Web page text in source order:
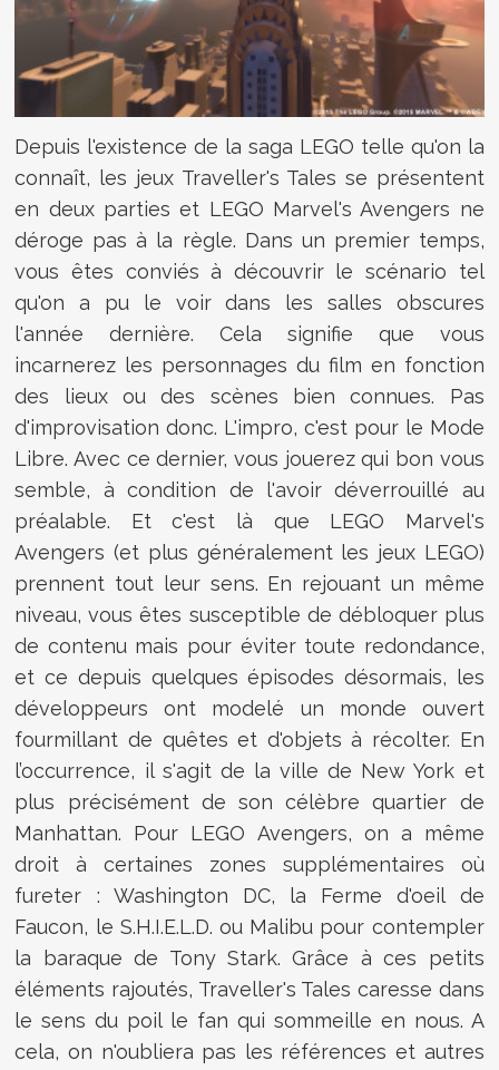
Depuis l'existence de la saga LEGO telle qu'on la
connaît, les jeux Traveller's Tales se présentent
en deux parties et LEGO Marvel's Avengers ne
déroge pas à la règle. Dans un premier temps,
vous êtes conviés à découvrir le scénario tel
qu'on a pu le voir dans les salles obscures
l'année dernière. Cela signifie que vous
incarnerez les personnages du film en fonction
des lieux ou des scènes bien connues. Pas
d'improvisation donc. L'impro, c'est pour le Mode
Libre. Avec ce dernier, vous jouerez qui bon vous
semble, à condition de l'avoir déverrouillé au
préalable. Et c'est là que LEGO Marvel's
Avengers (et plus généralement les jeux LEGO)
prennent tout leur sens. En rejouant un même
niveau, vous êtes susceptible de débloquer plus
de contenu mais pour éviter toute redondance,
et ce depuis quelques épisodes désormais, les
développeurs ont modelé un monde ouvert
fourmillant de quêtes et d'objets à récolter. En
l’occurrence, il s'agit de la ville de New York et
plus précisément de son célèbre quartier de
Manhattan. Pour LEGO Avengers, on a même
droit à certaines zones supplémentaires où
fureter : Washington DC, la Ferme d'oeil de
Faucon, le S.H.I.E.L.D. ou Malibu pour contempler
la baraque de Tony Stark. Grâce à ces petits
éléments rajoutés, Traveller's Tales caresse dans
le sens du poil le fan qui sommeille en nous. A
cela, on n'oubliera pas les références et autres